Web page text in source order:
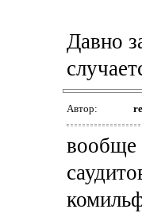
Давно
Автор:
вообще